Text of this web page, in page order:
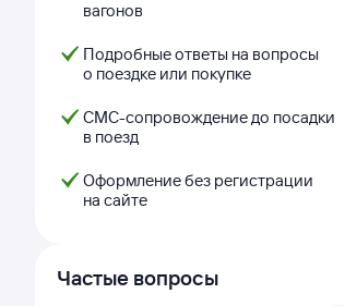
вагонов
Подробные ответы на вопросы
о поездке или покупке
СМС-сопровождение до посадки
в поезд
Оформление без регистрации
на сайте
Частые вопросы